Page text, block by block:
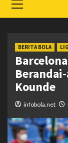
Menu
BERITA BOLA
Kounde
infobola.net